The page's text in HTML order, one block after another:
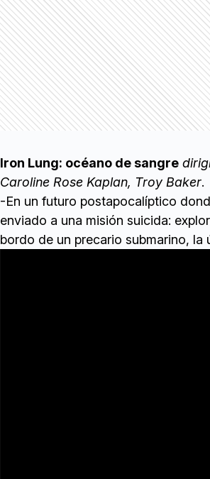
Iron Lung: océano de sangre
Caroline Rose Kaplan, Troy Baker.
-En un futuro postapocalíptico
enviado a una misión suicida:
bordo de un precario submarino, la